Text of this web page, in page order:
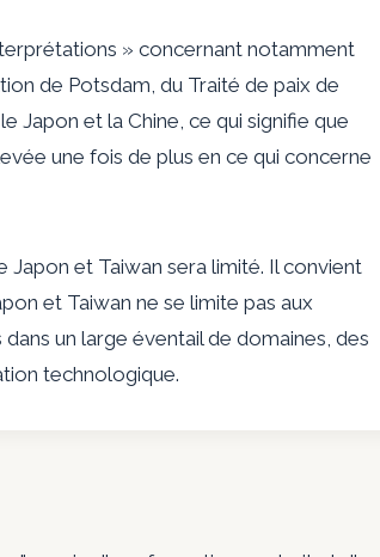
» concernant notamment
de Potsdam, du Traité de paix de
Japon et la Chine, ce qui signifie que
une fois de plus en ce qui concerne
et Taiwan sera limité. Il convient
et Taiwan ne se limite pas aux
un large éventail de domaines, des
technologique.